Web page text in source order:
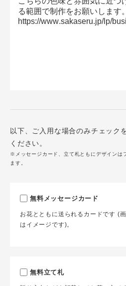
以下、ご入用な場合のみチェック
ください。
※メッセージカード、立て札ともにデザインは
ます。
無料メッセージカード
お花とともに送られるカードです (
はイメージです)。
無料立て札